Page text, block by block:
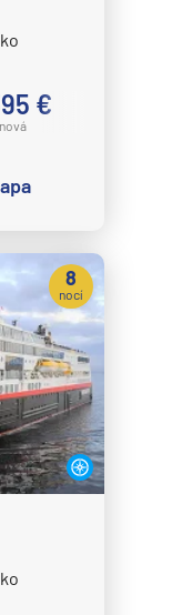
€
8
nocí